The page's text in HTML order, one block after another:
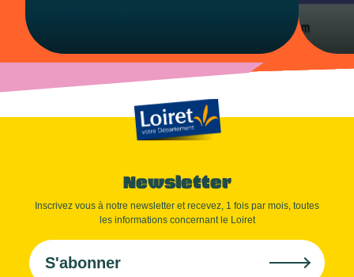
Newsletter
Inscrivez vous à notre newsletter et recevez, 1 fois par mois, toutes
les informations concernant le Loiret
S'abonner